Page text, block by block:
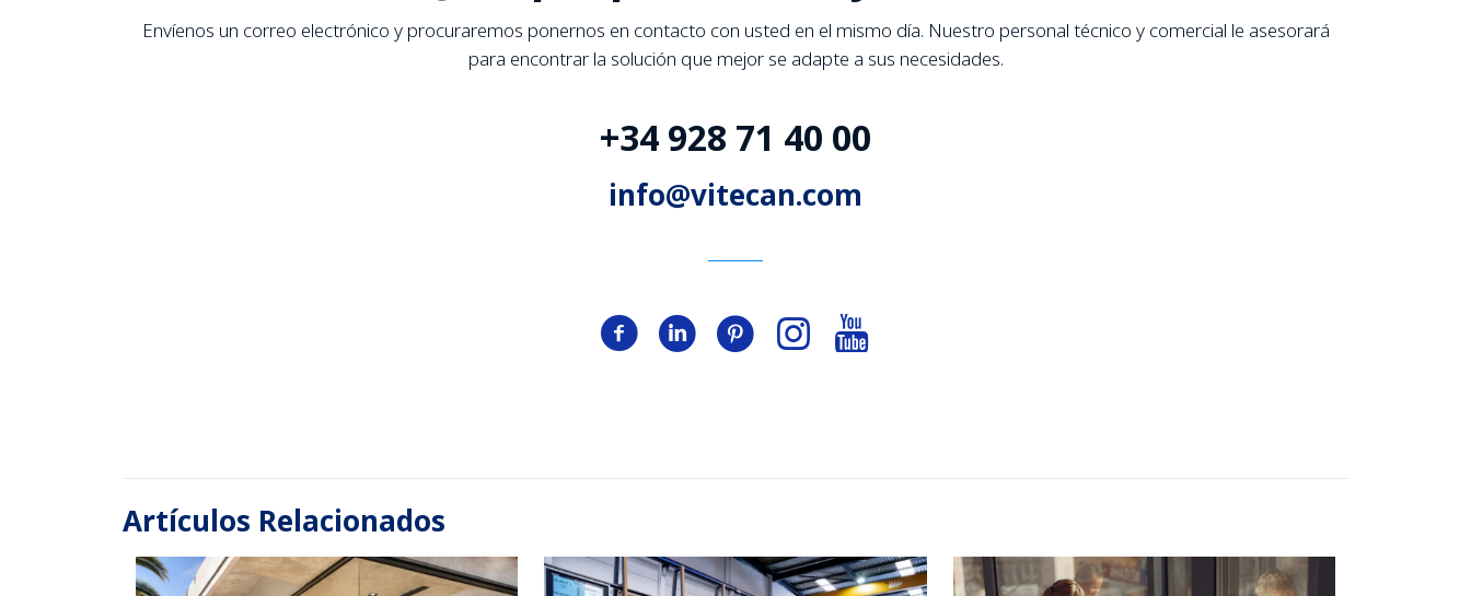
Envíenos un correo electrónico y procuraremos ponernos en contacto con usted en el mismo día. Nuestro personal técnico y comercial le asesorará
para encontrar la solución que mejor se adapte a sus necesidades.
+34 928 71 40 00
info@vitecan.com
Artículos Relacionados